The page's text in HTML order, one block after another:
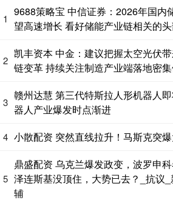
1
9688策略宝 中信证券：2026年国内
望高速增长 看好储能产业链相关的
2
凯丰资本 中金：建议把握太空光伏
链变革 持续关注制造产业端落地密
3
赣州达慧 第三代特斯拉人形机器人
器人产业爆发时点渐进
4 小散配资 突然直线拉升！马斯克突爆
5
鼎盛配资 乌克兰爆发政变，波罗申科
泽连斯基没顶住，大势已去？_抗议
辅